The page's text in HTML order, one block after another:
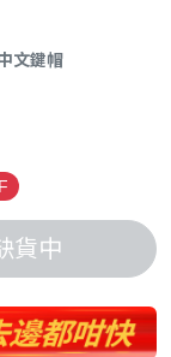
文鍵帽
貨中